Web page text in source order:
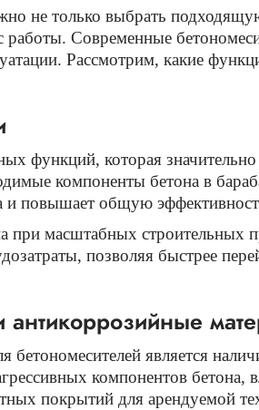
не только выбрать
работы. Современные
Рассмотрим, какие
функций, которая
компоненты бетона в
и повышает общую
при масштабных строительных
позволяя быстрее
бетономесителей является
компонентов
покрытий для арендуемой